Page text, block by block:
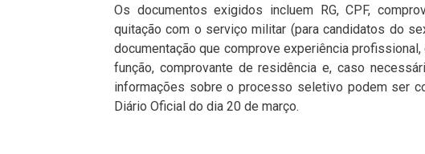
Os documentos exigidos incluem RG, CPF,
quitação com o serviço militar (para candidatos do
documentação que comprove experiência
função, comprovante de residência e, caso
informações sobre o processo seletivo podem ser
Diário Oficial do dia 20 de março.